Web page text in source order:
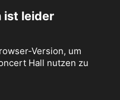
ist leider
Version, um
Hall nutzen zu